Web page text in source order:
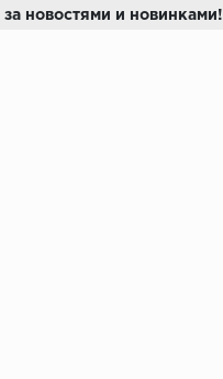
новостями и новинками!